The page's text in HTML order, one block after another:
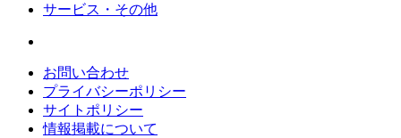
サービス・その他
お問い合わせ
プライバシーポリシー
サイトポリシー
情報掲載について